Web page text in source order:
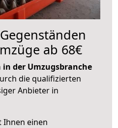
ab 68€
in der Umzugsbranche
die qualifizierten
Anbieter in
Ihnen einen